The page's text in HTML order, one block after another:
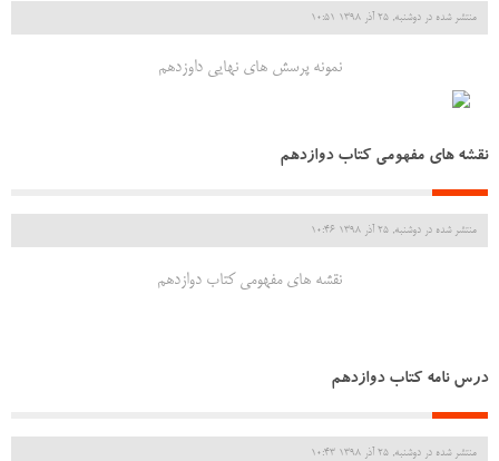
منتشر شده در دوشنبه, 25 آذر 1398 10:51
نمونه پرسش های نهایی داوزدهم
نقشه های مفهومی کتاب دوازدهم
منتشر شده در دوشنبه, 25 آذر 1398 10:46
نقشه های مفهومی کتاب دوازدهم
درس نامه کتاب دوازدهم
منتشر شده در دوشنبه, 25 آذر 1398 10:43